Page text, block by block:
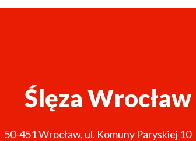
Ślęza Wrocław
50-451Wrocław, ul. Komuny Paryskiej 10